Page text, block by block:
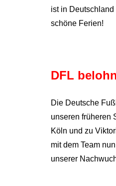
ist in
schöne Ferien!
DFL
Die Deutsche
unseren früheren
Köln und zu
mit dem Team
unserer